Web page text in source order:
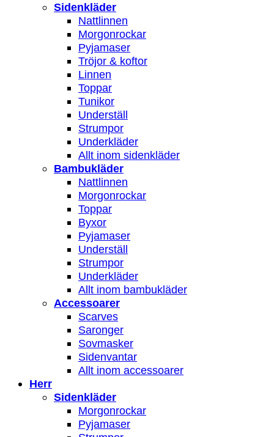
Sidenkläder
Nattlinnen
Morgonrockar
Pyjamaser
Tröjor & koftor
Linnen
Toppar
Tunikor
Underställ
Strumpor
Underkläder
Allt inom sidenkläder
Bambukläder
Nattlinnen
Morgonrockar
Toppar
Byxor
Pyjamaser
Underställ
Strumpor
Underkläder
Allt inom bambukläder
Accessoarer
Scarves
Saronger
Sovmasker
Sidenvantar
Allt inom accessoarer
Herr
Sidenkläder
Morgonrockar
Pyjamaser